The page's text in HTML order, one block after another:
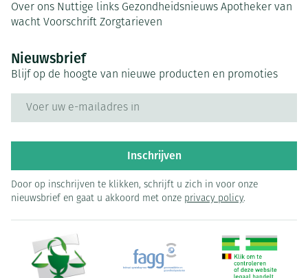
Over ons Nuttige links Gezondheidsnieuws Apotheker van
wacht Voorschrift Zorgtarieven
Nieuwsbrief
Blijf op de hoogte van nieuwe producten en promoties
Inschrijven
Door op inschrijven te klikken, schrijft u zich in voor onze
nieuwsbrief en gaat u akkoord met onze privacy policy.